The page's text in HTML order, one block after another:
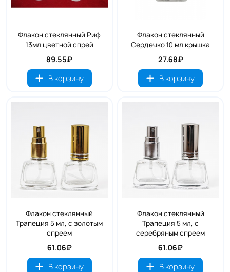
Флакон стеклянный Риф
13мл цветной спрей
89.55₽
В корзину
Флакон стеклянный
Сердечко 10 мл крышка
27.68₽
В корзину
Флакон стеклянный
Трапеция 5 мл, с золотым
спреем
61.06₽
В корзину
Флакон стеклянный
Трапеция 5 мл, с
серебряным спреем
61.06₽
В корзину